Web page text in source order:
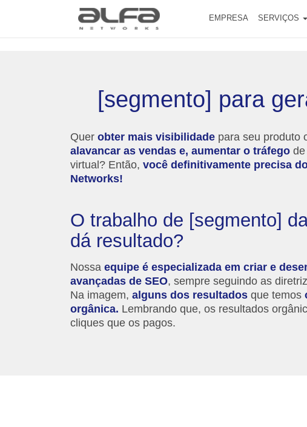
EMPRESA SERVIÇOS
[segmento] para
Quer obter mais visibilidadepara seu produto
alavancar as vendas e, aumentar o tráfegode
virtual? Então, você definitivamente precisa
Networks!
O trabalho de [segmento]
dá resultado?
Nossa equipe é especializada em criar e
avançadas de SEO, sempre seguindo as
Na imagem, alguns dos resultadosque temos
orgânica. Lembrando que, os resultados
cliques que os pagos.